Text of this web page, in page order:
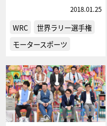
2018.01.25
WRC
世界ラリー選手権
モータースポーツ